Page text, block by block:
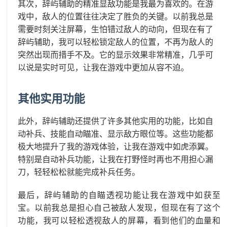
其次，辞屿辅助的精准显敌功能是我最为喜欢的。在游
戏中，敌人的位置往往决定了胜负的关键。以前我总是
需要时刻关注屏幕，生怕错过敌人的动向，但现在有了
辞屿辅助，我可以轻松锁定敌人的位置，不再为敌人的
突然出现而措手不及。它的显示效果非常精准，几乎可
以说是实时可见，让我在游戏中更加从容不迫。
其他实用功能
此外，辞屿辅助还提供了许多其他实用的功能，比如自
动补兵、技能自动瞄准、显示敌方眼位等。这些功能都
极大地提升了我的游戏体验，让我在游戏中如虎添翼。
特别是自动补兵功能，让我在打野怪时再也不用担心漏
刀，轻轻松松就能完成补兵任务。
最后，辞屿辅助的自瞄透视功能让我在游戏中如获至
宝。以前我总是担心自己被敌人发现，但现在有了这个
功能，我可以轻松透视敌人的屏幕，看到他们的血量和